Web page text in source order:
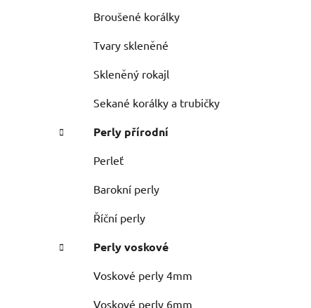
Broušené korálky
Tvary skleněné
Skleněný rokajl
Sekané korálky a trubičky
Perly přírodní
Perleť
Barokní perly
Říční perly
Perly voskové
Voskové perly 4mm
Voskové perly 6mm